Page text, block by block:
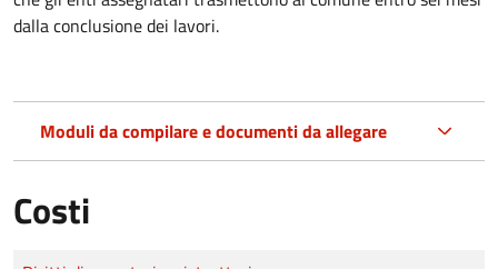
dalla conclusione dei lavori.
Moduli da compilare e documenti da allegare
Costi
Tipo di pagamento
Importo